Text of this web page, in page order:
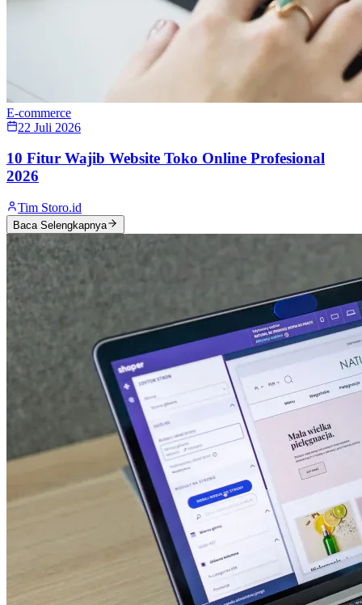
E-commerce
22 Juli 2026
10 Fitur Wajib Website Toko Online Profesional
2026
Tim Storo.id
Baca Selengkapnya